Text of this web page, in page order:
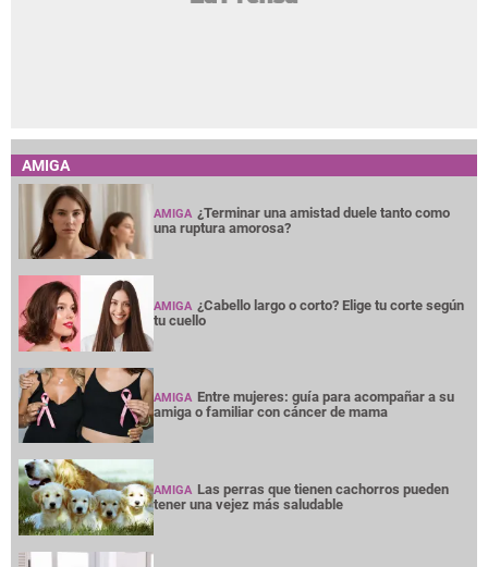
AMIGA
AMIGA ¿Terminar una amistad duele tanto como
una ruptura amorosa?
AMIGA ¿Cabello largo o corto? Elige tu corte según
tu cuello
AMIGA Entre mujeres: guía para acompañar a su
amiga o familiar con cáncer de mama
AMIGA Las perras que tienen cachorros pueden
tener una vejez más saludable